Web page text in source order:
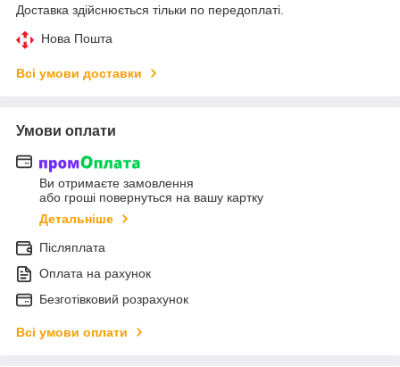
Доставка здійснюється тільки по передоплаті.
Нова Пошта
Всі умови доставки
Умови оплати
Ви отримаєте замовлення
або гроші повернуться на вашу картку
Детальніше
Післяплата
Оплата на рахунок
Безготівковий розрахунок
Всі умови оплати